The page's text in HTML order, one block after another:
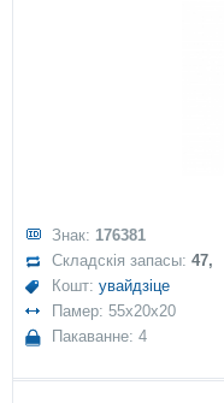
Знак: 176381
Складскія запасы:47,
Кошт:увайдзіце
Памер: 55x20x20
Пакаванне: 4